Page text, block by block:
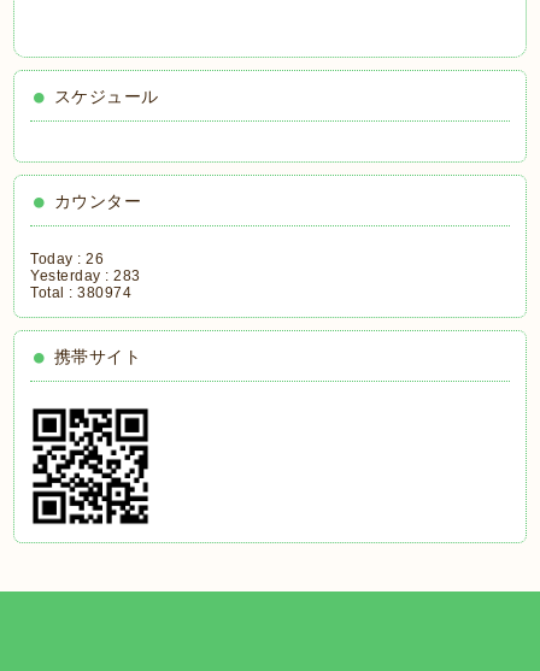
スケジュール
カウンター
Today :26
Yesterday :283
Total :380974
携帯サイト